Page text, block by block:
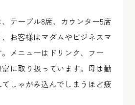
テーブル8席、カウンター5席
お客様はマダムやビジネスマ
メニューはドリンク、フー
富に取り扱っています。母は勤
しゃがみ込んでしまうほど疲